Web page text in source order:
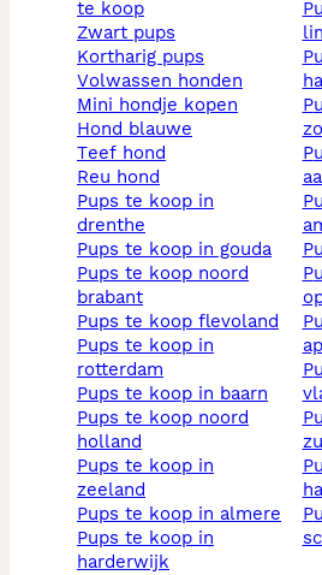
te koop
zwart pups
kortharig pups
volwassen honden
mini hondje kopen
hond blauwe
teef hond
reu hond
pups te koop in
drenthe
pups te koop in gouda
pups te koop noord
brabant
pups te koop flevoland
pups te koop in
rotterdam
pups te koop in baarn
pups te koop noord
holland
pups te koop in
zeeland
pups te koop in almere
pups te koop in
harderwijk
pups te koop in
pups te koop in den
pups te koop in
pups te koop in capelle
pups te koop in
pups te koop in bergen
pups te koop in
pups te koop in
pups te koop in
pups te koop in
pups te koop in